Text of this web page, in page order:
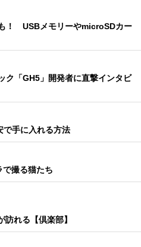
！ USBメモリーやmicroSDカー
「GH5」開発者に直撃インタビ
で手に入れる方法
撮る猫たち
れる【倶楽部】